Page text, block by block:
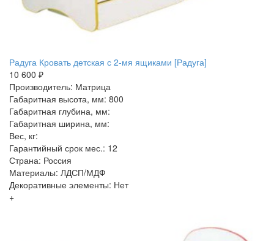
Радуга Кровать детская с 2-мя ящиками [Радуга]
10 600 ₽
Производитель: Матрица
Габаритная высота, мм: 800
Габаритная глубина, мм:
Габаритная ширина, мм:
Вес, кг:
Гарантийный срок мес.: 12
Страна: Россия
Материалы: ЛДСП/МДФ
Декоративные элементы: Нет
+